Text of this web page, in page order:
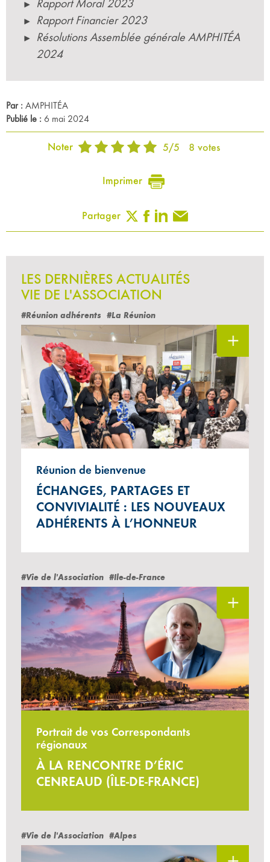
Rapport Moral 2023
Rapport Financier 2023
Résolutions Assemblée générale AMPHITÉA
2024
Par : AMPHITÉA
Publié le : 6 mai 2024
Noter 5/5 8 votes
Imprimer
Partager
LES DERNIÈRES ACTUALITÉS
VIE DE L'ASSOCIATION
#Réunion adhérents #La Réunion
Réunion de bienvenue
ÉCHANGES, PARTAGES ET
CONVIVIALITÉ : LES NOUVEAUX
ADHÉRENTS À L’HONNEUR
#Vie de l'Association #Ile-de-France
Portrait de vos Correspondants
régionaux
À LA RENCONTRE D’ÉRIC
CENREAUD (ÎLE-DE-FRANCE)
#Vie de l'Association #Alpes